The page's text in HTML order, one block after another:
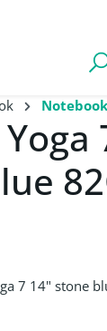
Notebook